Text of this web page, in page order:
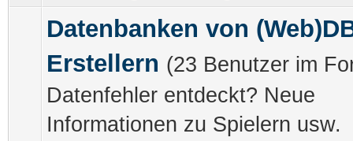
Datenbanken von
Erstellern (23 Benutzer im
Datenfehler entdeckt? Neue
Informationen zu Spielern usw.